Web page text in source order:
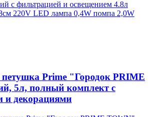
Prime "Городок PRIME
5л, полный комплект с
и декорациями